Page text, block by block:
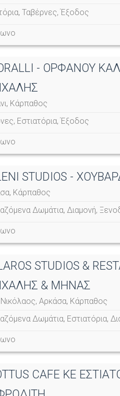
, Ταβέρνες,Έξοδος
- ΟΡΦΑΝΟΥ
Κάρπαθος
, Εστιατόρια,Έξοδος
STUDIOS -
Κάρπαθος
Δωμάτια, Διαμονή,
STUDIOS &
& ΜΗΝΑΣ
Νικόλαος, Αρκάσα, Κάρπαθος
Δωμάτια, Εστιατόρια,
CAFE KE